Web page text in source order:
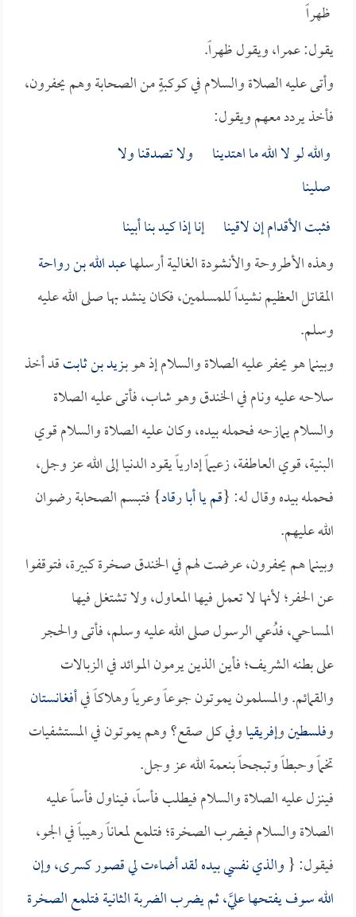
ظهراً
يقول: عمرا، ويقول ظهراً.
وأتى عليه الصلاة والسلام في كوكبةٍ من الصحابة وهم يحفرون،
فأخذ يردد معهم ويقول:
والله لو لا الله ما اهتدينا ولا تصدقنا ولا
صلينا
فثبت الأقدام إن لاقينا إنا إذا كيد بنا أبينا
وهذه الأطروحة والأنشودة الغالية أرسلهاعبد الله بن رواحة
المقاتل العظيم نشيداً للمسلمين، فكان ينشد بها صلى الله عليه
وسلم.
وبينما هو يحفر عليه الصلاة والسلام إذ هو بـزيد بن ثابتقد أخذ
سلاحه عليه ونام في الخندق وهو شاب، فأتى عليه الصلاة
والسلام يمازحه فحمله بيده، وكان عليه الصلاة والسلام قوي
البنية، قوي العاطفة، زعيماً إدارياً يقود الدنيا إلى الله عز وجل،
فحمله بيده وقال له: {قم ياأبا رقاد} فتبسم الصحابة رضوان
الله عليهم.
وبينما هم يحفرون، عرضت لهم في الخندق صخرة كبيرة، فتوقفوا
عن الحفر؛ لأنها لا تعمل فيها المعاول، ولا تشتغل فيها
المساحي، فدُعي الرسول صلى الله عليه وسلم، فأتى والحجر
على بطنه الشريف؛ فأين الذين يرمون الموائد في الزبالات
والقمائم. والمسلمون يموتون جوعاً وعرياً وهلاكاً فيأفغانستان
وفلسطينوإفريقياوفي كل صقع؟ وهم يموتون في المستشفيات
تخماً وحبطاً وتبجحاً بنعمة الله عز وجل.
فينزل عليه الصلاة والسلام فيطلب فأساً، فيناول فأساً عليه
الصلاة والسلام فيضرب الصخرة؛ فتلمع لمعاناً رهيباً في الجو،
فيقول: {والذي نفسي بيده لقد أضاءت لي قصور كسرى، وإن
الله سوف يفتحها عليَّ، ثم يضرب الضربة الثانية فتلمع الصخرة